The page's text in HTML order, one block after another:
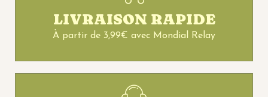
LIVRAISON RAPIDE
À partir de 3,99€ avec Mondial Relay